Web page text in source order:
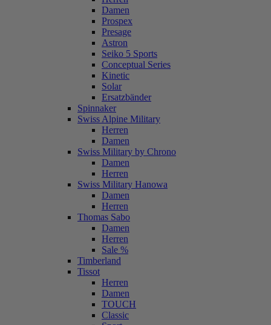
Damen
Prospex
Presage
Astron
Seiko 5 Sports
Conceptual Series
Kinetic
Solar
Ersatzbänder
Spinnaker
Swiss Alpine Military
Herren
Damen
Swiss Military by Chrono
Damen
Herren
Swiss Military Hanowa
Damen
Herren
Thomas Sabo
Damen
Herren
Sale %
Timberland
Tissot
Herren
Damen
TOUCH
Classic